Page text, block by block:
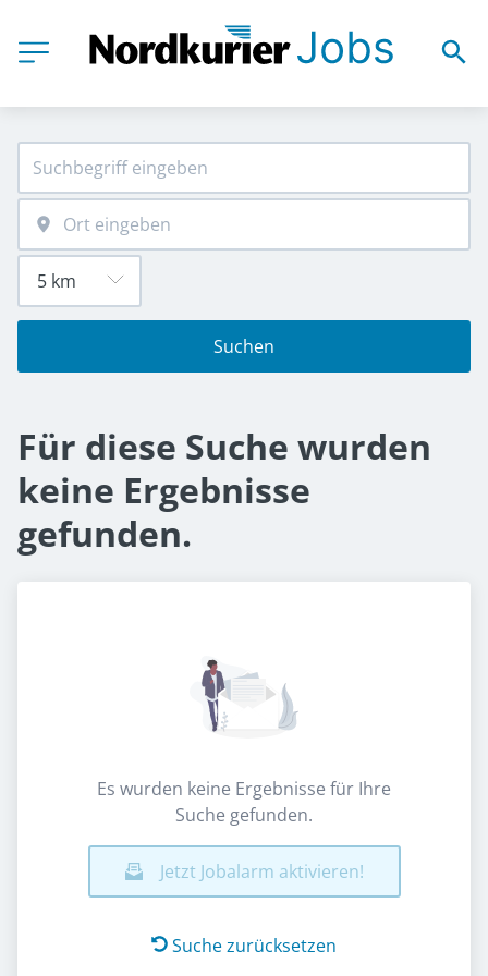
Suchen
Für diese Suche wurden
keine Ergebnisse
gefunden.
Es wurden keine Ergebnisse für Ihre
Suche gefunden.
Jetzt Jobalarm aktivieren!
Suche zurücksetzen